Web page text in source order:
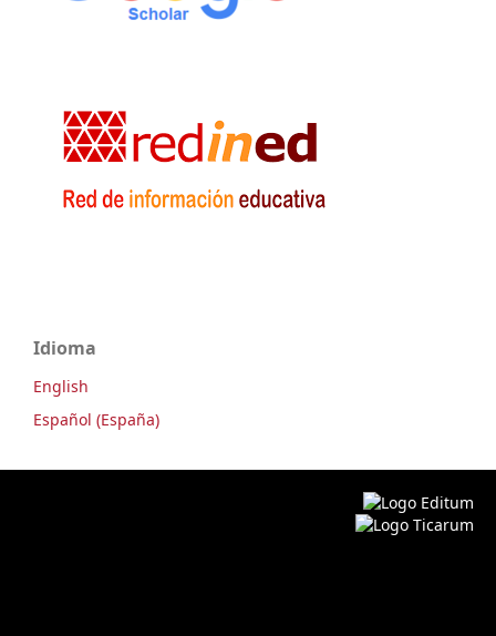
Idioma
English
Español (España)